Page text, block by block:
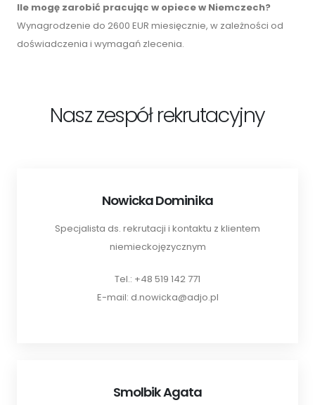
Ile mogę zarobić pracując w opiece w Niemczech?
Wynagrodzenie do 2600 EUR miesięcznie, w zależności od
doświadczenia i wymagań zlecenia.
Nasz zespół rekrutacyjny
Nowicka Dominika
Specjalista ds. rekrutacji i kontaktu z klientem
niemieckojęzycznym
Tel.: +48 519 142 771
E-mail: d.nowicka@adjo.pl
Smolbik Agata